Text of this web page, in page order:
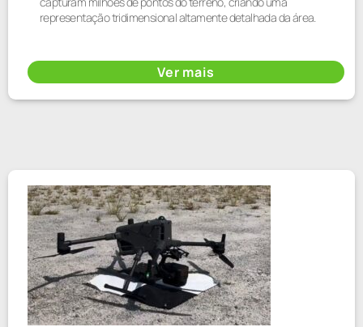
representação tridimensional altamente detalhada da área.
Ver mais